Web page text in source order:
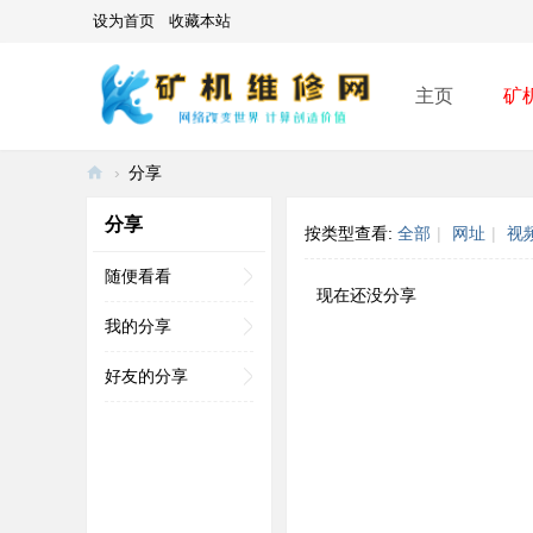
设为首页 收藏本站
主页 矿
› 分享
分享
随便看看
我的分享
好友的分享
按类型查看: 全部 | 网址 | 视
现在还没分享